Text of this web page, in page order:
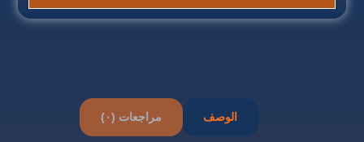
الوصف مراجعات (٠)